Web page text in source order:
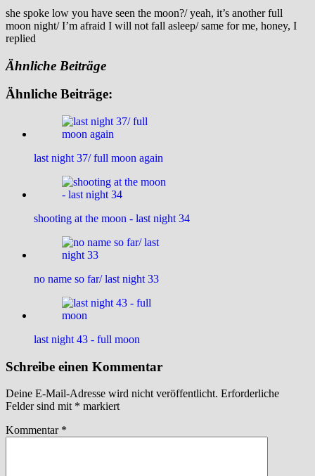
she spoke low you have seen the moon?/ yeah, it’s another full
moon night/ I’m afraid I will not fall asleep/ same for me, honey, I
replied
Ähnliche Beiträge
Ähnliche Beiträge:
last night 37/ full moon again
shooting at the moon - last night 34
no name so far/ last night 33
last night 43 - full moon
Schreibe einen Kommentar
Deine E-Mail-Adresse wird nicht veröffentlicht. Erforderliche
Felder sind mit * markiert
Kommentar *